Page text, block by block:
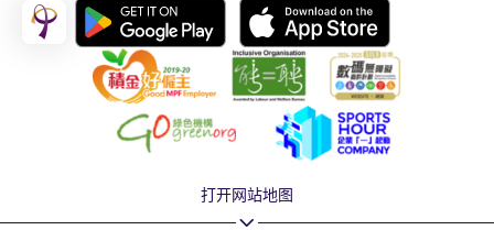
打开网站地图